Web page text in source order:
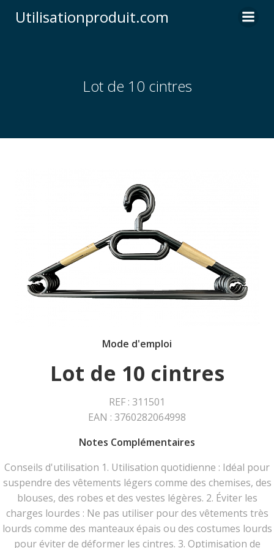
to
Utilisationproduit.com
Lot de 10 cintres
Mode d'emploi
Lot de 10 cintres
REF : 311501
EAN : 3760282064998
Notes Complémentaires
Conseils d'utilisation 1. Utilisation quotidienne : Idéal pour
suspendre des vêtements légers comme des chemises, des
blouses, des robes et des vestes légères. 2. Éviter les
charges lourdes : Ne pas utiliser pour des vêtements très
lourds comme des manteaux épais ou des costumes lourds
pour éviter de déformer les cintres. 3. Optimisation de